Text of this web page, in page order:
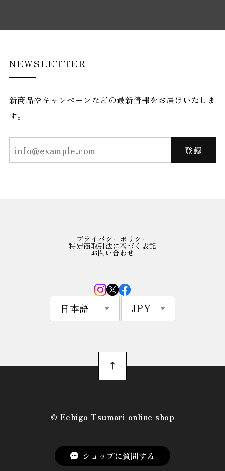
NEWSLETTER
新商品やキャンペーンなどの最新情報をお届けいたしま
す。
登録
プライバシーポリシー
特定商取引法に基づく表記
お問い合わせ
©︎ Echigo Tsumari online shop
ショップに質問する